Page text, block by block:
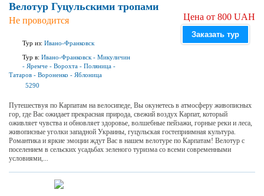
Велотур Гуцульскими тропами
Не проводится
Тур из: Ивано-Франковск
Тур в: Ивано-Франковск - Микуличин
- Яремче - Ворохта - Поляница -
Татаров - Вороненко - Яблоница
5290
Цена от 800 UAH
Заказать тур
Путешествуя по Карпатам на велосипеде, Вы окунетесь в атмосферу живописных
гор, где Вас ожидает прекрасная природа, свежий воздух Карпат, который
оживляет чувства и обновляет здоровье, волшебные пейзажи, горные реки и леса,
живописные уголки западной Украины, гуцульская гостеприимная культура.
Романтика и яркие эмоции ждут Вас в нашем велотуре по Карпатам! Велотур с
поселением в сельских усадьбах зеленого туризма со всеми современными
условиями,...